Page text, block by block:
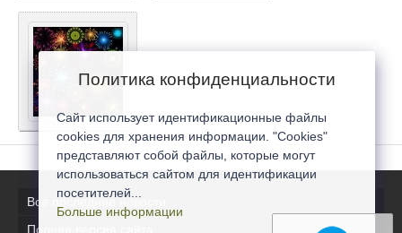
Все последние новости
Полная версия сайта
Политика конфиденциальности
Сайт использует идентификационные файлы
cookies для хранения информации. "Cookies"
представляют собой файлы, которые могут
использоваться сайтом для идентификации
посетителей...
Больше информации